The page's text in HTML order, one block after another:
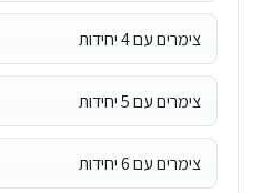
צימרים עם 4 יחידות
צימרים עם 5 יחידות
צימרים עם 6 יחידות